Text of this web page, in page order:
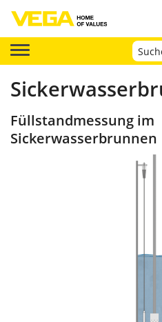
Füllstandmessung im
Sickerwasserbrunnen